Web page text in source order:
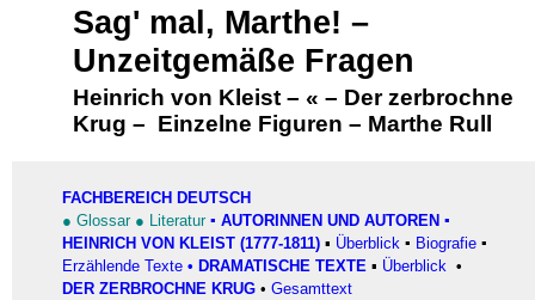
Sag' mal, Marthe! –
Unzeitgemäße Fragen
Heinrich von Kleist – « – Der zerbrochne
Krug – Einzelne Figuren – Marthe Rull
FACHBEREICH DEUTSCH
● Glossar ● Literatur ▪ AUTORINNEN UND AUTOREN ▪
HEINRICH VON KLEIST (1777-1811) ▪ Überblick ▪ Biografie ▪
Erzählende Texte • DRAMATISCHE TEXTE ▪ Überblick •
DER ZERBROCHNE KRUG • Gesamttext